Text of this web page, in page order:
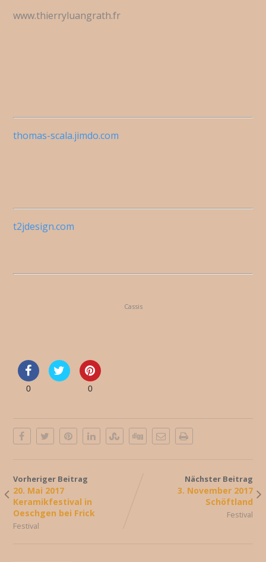
www.thierryluangrath.fr
thomas-scala.jimdo.com
t2jdesign.com
Cassis
0 0
Vorheriger Beitrag
20. Mai 2017
Keramikfestival in
Oeschgen bei Frick
Festival
Nächster Beitrag
3. November 2017
Schöftland
Festival